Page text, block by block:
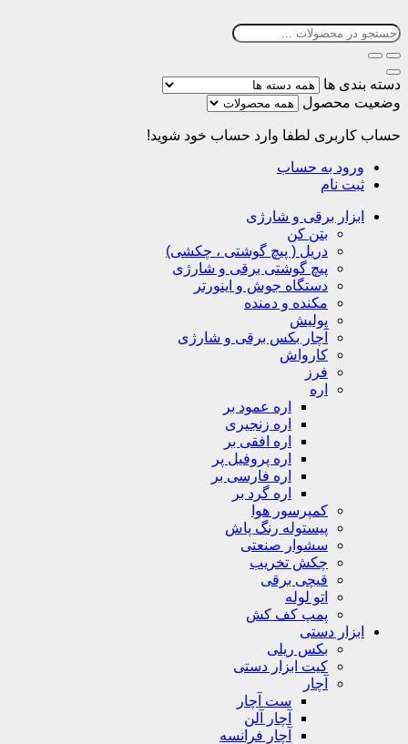
دسته بندی ها
وضعیت محصول
حساب کاربری لطفا وارد حساب خود شوید!
ورود به حساب
ثبت نام
ابزار برقی و شارژی
بتن کن
دریل ( پیچ گوشتی ، چکشی)
پیچ گوشتی برقی و شارژی
دستگاه جوش و اینورتر
مکنده و دمنده
پولیش
آچار بکس برقی و شارژی
کارواش
فرز
اره
اره عمود بر
اره زنجیری
اره افقی بر
اره پروفیل پر
اره فارسی بر
اره گرد بر
کمپرسور هوا
پیستوله رنگ پاش
سشوار صنعتی
چکش تخریب
قیچی برقی
اتو لوله
پمپ کف کش
ابزار دستی
بکس ریلی
کیت ابزار دستی
آچار
ست آچار
آچار آلن
آچار فرانسه